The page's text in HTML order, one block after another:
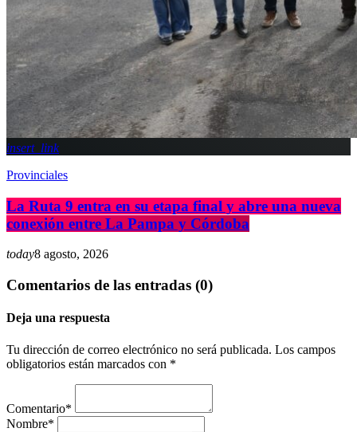
insert_link
Provinciales
La Ruta 9 entra en su etapa final y abre una nueva
conexión entre La Pampa y Córdoba
today8 agosto, 2026
Comentarios de las entradas (0)
Deja una respuesta
Tu dirección de correo electrónico no será publicada. Los campos
obligatorios están marcados con *
Comentario*
Nombre*